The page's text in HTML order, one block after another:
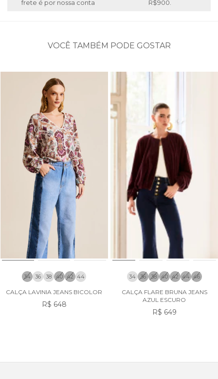
frete é por nossa conta
R$900.
VOCÊ TAMBÉM PODE GOSTAR
34 36 38 40 42 44
CALÇA LAVINIA JEANS BICOLOR
R$ 648
34 36 38 40 42 44 46
CALÇA FLARE BRUNA JEANS
AZUL ESCURO
R$ 649